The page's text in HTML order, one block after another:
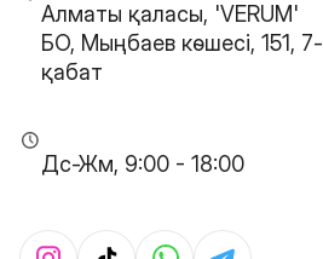
Алматы қаласы, 'VERUM'
БО, Мыңбаев көшесі, 151, 7-
қабат
Дс-Жм, 9:00 - 18:00